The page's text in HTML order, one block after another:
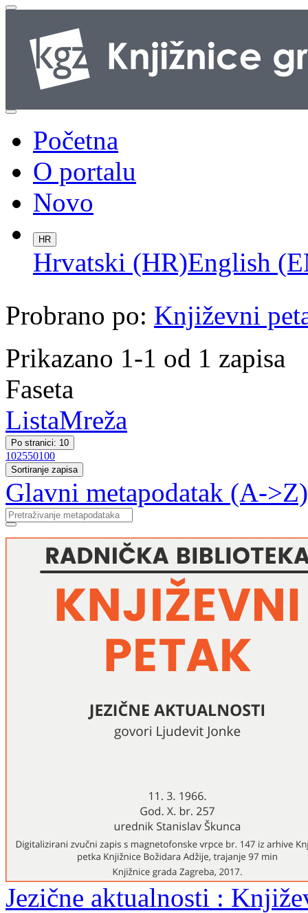
Početna
O portalu
Novo
HR
Hrvatski (HR)English
Probrano po: Književni
Prikazano 1-1 od 1 zapisa
Faseta
ListaMreža
Po stranici: 10
102550100
Sortiranje zapisa
Glavni metapodatak (A->Z)
Jezične aktualnosti :